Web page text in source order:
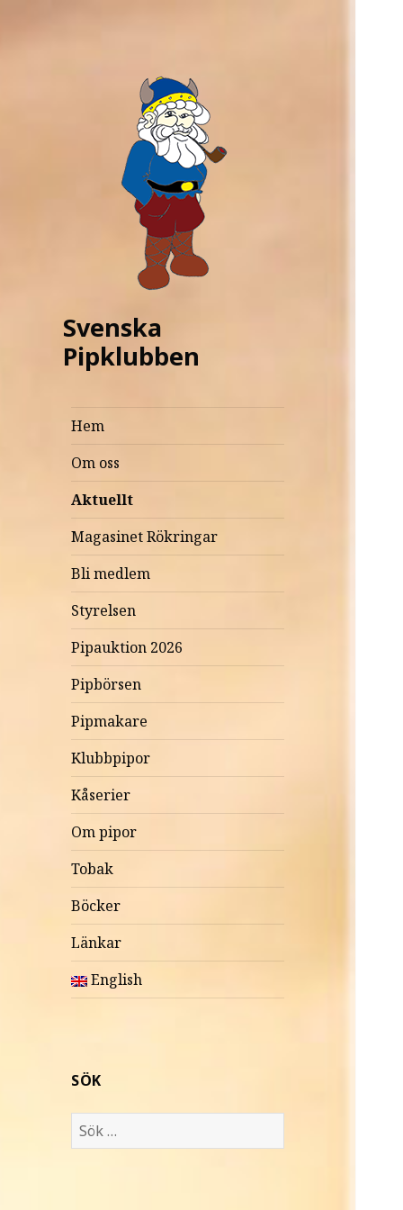
Svenska
Pipklubben
Hem
Om oss
Aktuellt
Magasinet Rökringar
Bli medlem
Styrelsen
Pipauktion 2026
Pipbörsen
Pipmakare
Klubbpipor
Kåserier
Om pipor
Tobak
Böcker
Länkar
English
SÖK
S
ö